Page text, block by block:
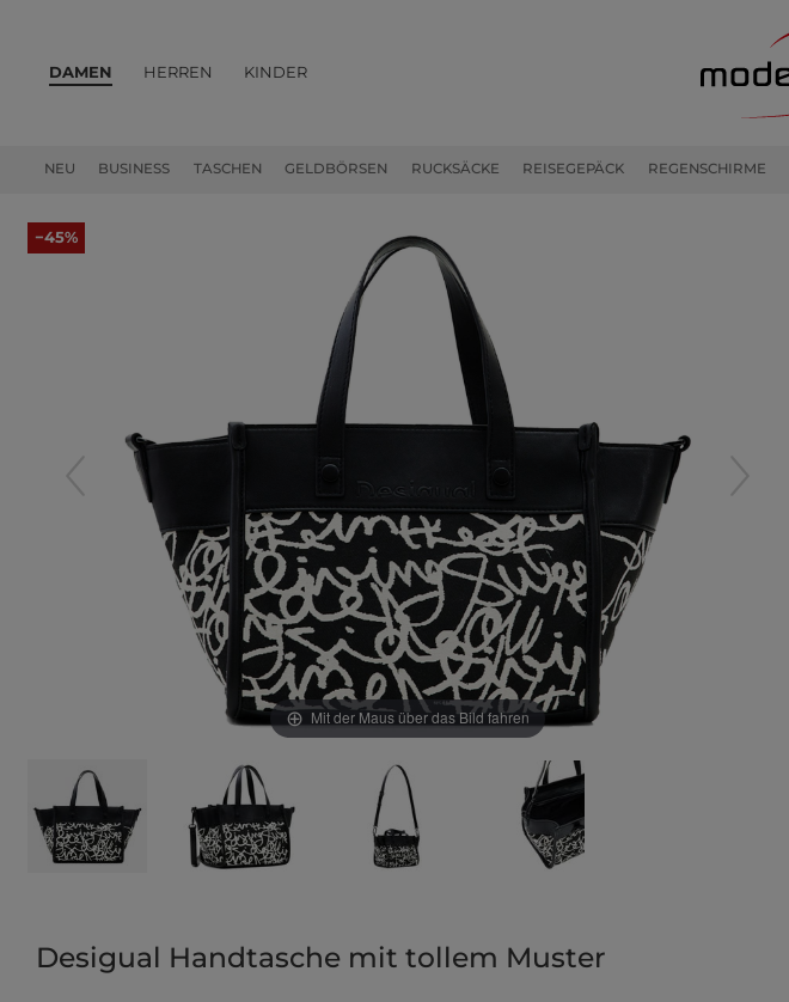
DAMEN
NEU BUSINESS TASCHEN GELDBÖRSEN RUCKSÄCKE REISEGEPÄCK REGENSCHIRME
HERREN KINDER
−45%
Mit der Maus über das Bild fahren
Desigual Handtasche mit tollem Muster